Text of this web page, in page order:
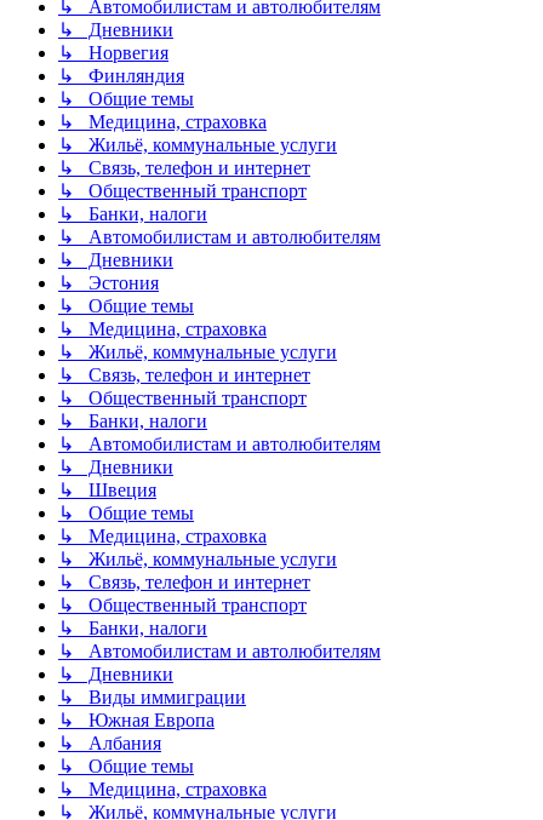
↳ Автомобилистам и автолюбителям
↳ Дневники
↳ Норвегия
↳ Финляндия
↳ Общие темы
↳ Медицина, страховка
↳ Жильё, коммунальные услуги
↳ Связь, телефон и интернет
↳ Общественный транспорт
↳ Банки, налоги
↳ Автомобилистам и автолюбителям
↳ Дневники
↳ Эстония
↳ Общие темы
↳ Медицина, страховка
↳ Жильё, коммунальные услуги
↳ Связь, телефон и интернет
↳ Общественный транспорт
↳ Банки, налоги
↳ Автомобилистам и автолюбителям
↳ Дневники
↳ Швеция
↳ Общие темы
↳ Медицина, страховка
↳ Жильё, коммунальные услуги
↳ Связь, телефон и интернет
↳ Общественный транспорт
↳ Банки, налоги
↳ Автомобилистам и автолюбителям
↳ Дневники
↳ Виды иммиграции
↳ Южная Европа
↳ Албания
↳ Общие темы
↳ Медицина, страховка
↳ Жильё, коммунальные услуги